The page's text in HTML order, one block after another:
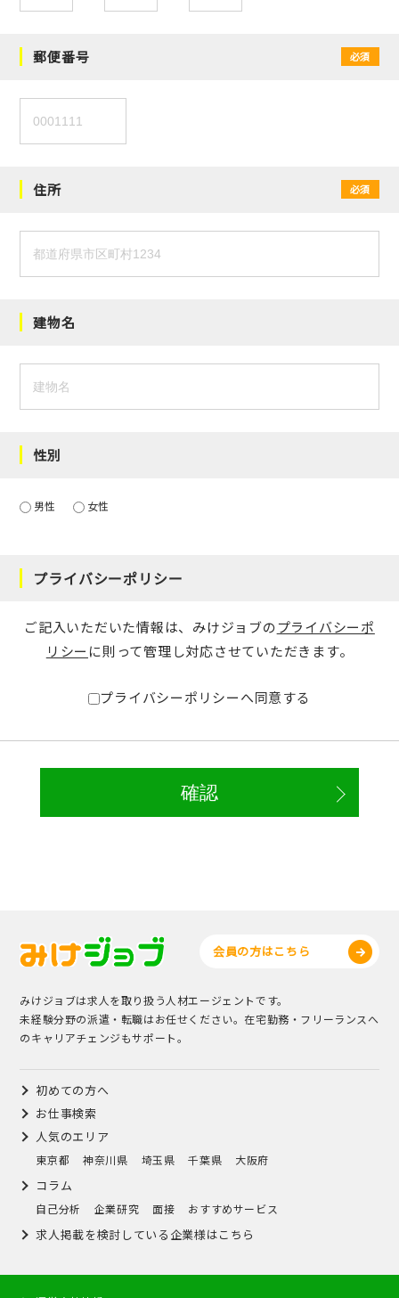
郵便番号 必須
住所 必須
建物名
性別
男性 女性
プライバシーポリシー
ご記入いただいた情報は、みけジョブのプライバシーポ
リシー に則って管理し対応させていただきます。
プライバシーポリシーへ同意する
会員の方はこちら
みけジョブは求人を取り扱う人材エージェントです。
未経験分野の派遣・転職はお任せください。在宅勤務・フリーランスへ
のキャリアチェンジもサポート。
初めての方へ
お仕事検索
人気のエリア
東京都 神奈川県 埼玉県 千葉県 大阪府
コラム
自己分析 企業研究 面接 おすすめサービス
求人掲載を検討している企業様はこちら